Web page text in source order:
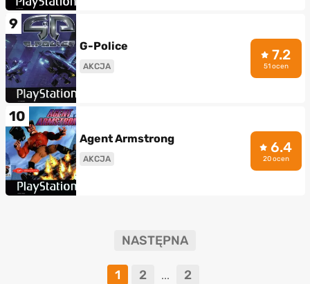
9
G-Police
AKCJA
7.2
51 ocen
10
Agent Armstrong
AKCJA
6.4
20 ocen
NASTĘPNA
1 2 ... 2